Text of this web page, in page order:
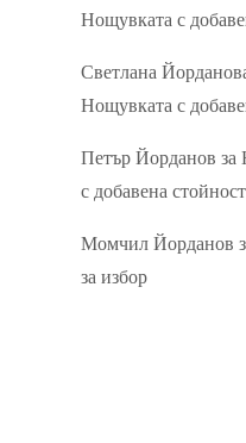
Нощувката с
Светлана
Нощувката с
Петър Йорданов за
с добавена стойност
Момчил Йорданов
за избор